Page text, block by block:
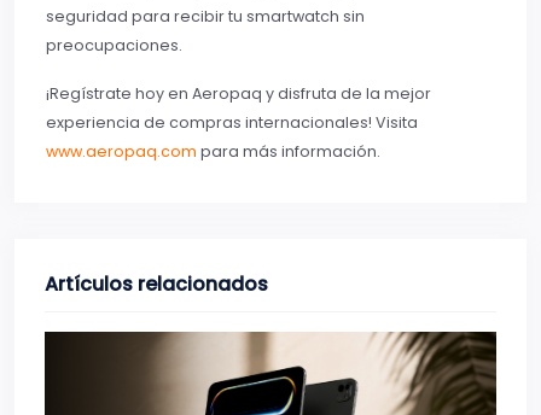
seguridad para recibir tu smartwatch sin
preocupaciones.
¡Regístrate hoy en Aeropaq y disfruta de la mejor
experiencia de compras internacionales! Visita
www.aeropaq.com para más información.
Artículos relacionados